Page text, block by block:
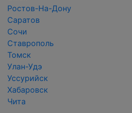
Ростов-На-Дону
Саратов
Сочи
Ставрополь
Томск
Улан-Удэ
Уссурийск
Хабаровск
Чита